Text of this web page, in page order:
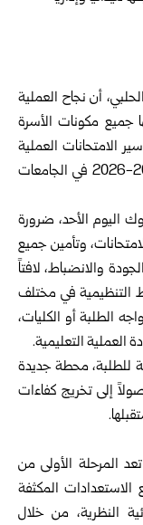
أن نجاح العملية
جميع مكونات الأسرة
سير الامتحانات العملية
للفصل الدراسي الثاني من العام الدراسي 2025-2026 في الجامعات
اليوم الأحد، ضرورة
وتأمين جميع
والانضباط، لافتاً
التنظيمية في مختلف
الطلبة أو الكليات،
العملية التعليمية.
للطلبة، محطة جديدة
إلى تخريج كفاءات
المرحلة الأولى من
الاستعدادات المكثفة
النظرية، من خلال